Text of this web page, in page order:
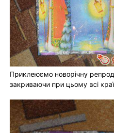
Приклеюємо новорічну
закриваючи при цьому всі